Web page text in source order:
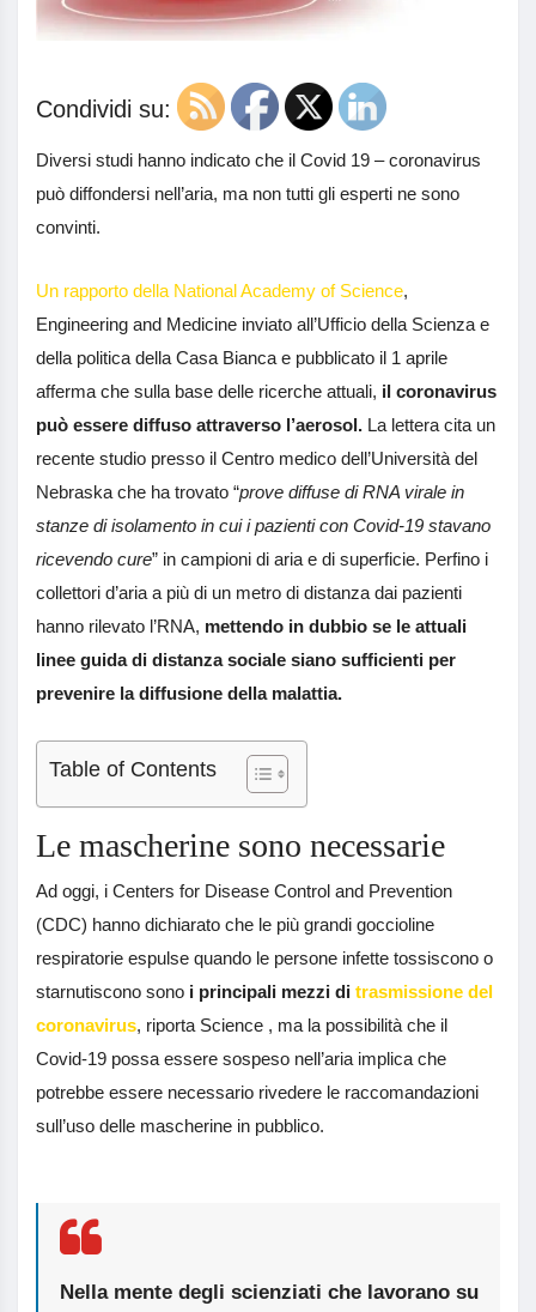
Condividi su:
Diversi studi hanno indicato che il Covid 19 – coronavirus
può diffondersi nell’aria, ma non tutti gli esperti ne sono
convinti.
Un rapporto della National Academy of Science,
Engineering and Medicine inviato all’Ufficio della Scienza e
della politica della Casa Bianca e pubblicato il 1 aprile
afferma che sulla base delle ricerche attuali, il coronavirus
può essere diffuso attraverso l’aerosol. La lettera cita un
recente studio presso il Centro medico dell’Università del
Nebraska che ha trovato “prove diffuse di RNA virale in
stanze di isolamento in cui i pazienti con Covid-19 stavano
ricevendo cure” in campioni di aria e di superficie. Perfino i
collettori d’aria a più di un metro di distanza dai pazienti
hanno rilevato l’RNA, mettendo in dubbio se le attuali
linee guida di distanza sociale siano sufficienti per
prevenire la diffusione della malattia.
Table of Contents
Le mascherine sono necessarie
Ad oggi, i Centers for Disease Control and Prevention
(CDC) hanno dichiarato che le più grandi goccioline
respiratorie espulse quando le persone infette tossiscono o
starnutiscono sono i principali mezzi di trasmissione del
coronavirus, riporta Science , ma la possibilità che il
Covid-19 possa essere sospeso nell’aria implica che
potrebbe essere necessario rivedere le raccomandazioni
sull’uso delle mascherine in pubblico.
Nella mente degli scienziati che lavorano su